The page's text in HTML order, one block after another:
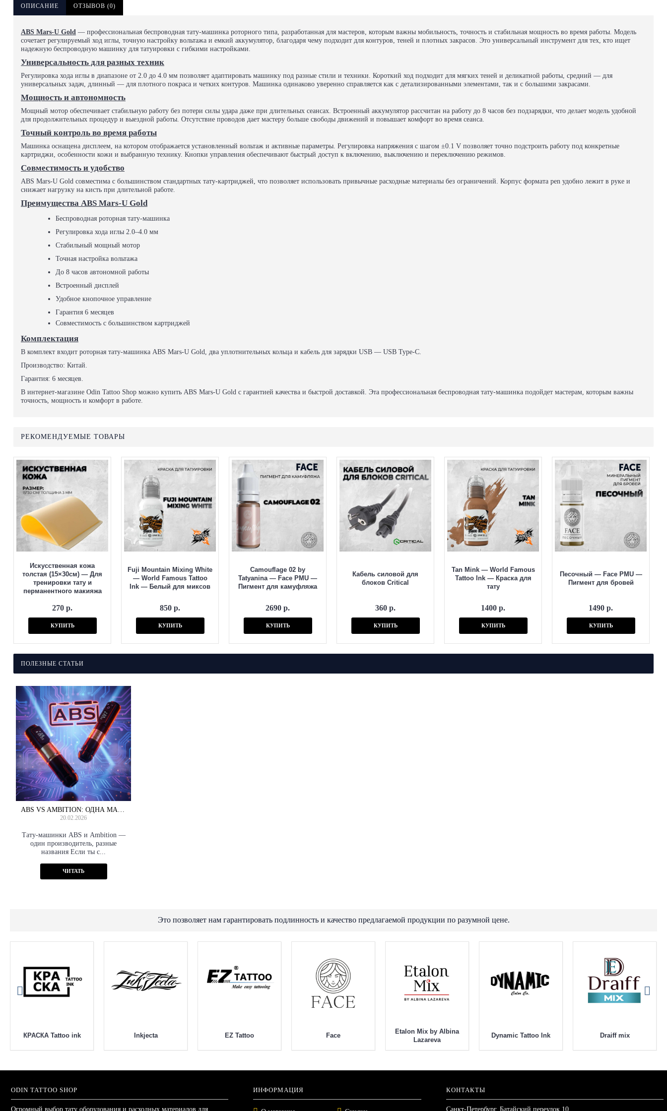
ОПИСАНИЕ ОТЗЫВОВ (0)
ABS Mars-U Gold — профессиональная беспроводная тату-машинка роторного типа, разработанная для мастеров, которым важны мобильность, точность и стабильная мощность во время работы. Модель
сочетает регулируемый ход иглы, точную настройку вольтажа и емкий аккумулятор, благодаря чему подходит для контуров, теней и плотных закрасов. Это универсальный инструмент для тех, кто ищет
надежную беспроводную машинку для татуировки с гибкими настройками.
Универсальность для разных техник
Регулировка хода иглы в диапазоне от 2.0 до 4.0 мм позволяет адаптировать машинку под разные стили и техники. Короткий ход подходит для мягких теней и деликатной работы, средний — для
универсальных задач, длинный — для плотного покраса и четких контуров. Машинка одинаково уверенно справляется как с детализированными элементами, так и с большими закрасами.
Мощность и автономность
Мощный мотор обеспечивает стабильную работу без потери силы удара даже при длительных сеансах. Встроенный аккумулятор рассчитан на работу до 8 часов без подзарядки, что делает модель удобной
для продолжительных процедур и выездной работы. Отсутствие проводов дает мастеру больше свободы движений и повышает комфорт во время сеанса.
Точный контроль во время работы
Машинка оснащена дисплеем, на котором отображается установленный вольтаж и активные параметры. Регулировка напряжения с шагом ±0.1 V позволяет точно подстроить работу под конкретные
картриджи, особенности кожи и выбранную технику. Кнопки управления обеспечивают быстрый доступ к включению, выключению и переключению режимов.
Совместимость и удобство
ABS Mars-U Gold совместима с большинством стандартных тату-картриджей, что позволяет использовать привычные расходные материалы без ограничений. Корпус формата pen удобно лежит в руке и
снижает нагрузку на кисть при длительной работе.
Преимущества ABS Mars-U Gold
Беспроводная роторная тату-машинка
Регулировка хода иглы 2.0–4.0 мм
Стабильный мощный мотор
Точная настройка вольтажа
До 8 часов автономной работы
Встроенный дисплей
Удобное кнопочное управление
Гарантия 6 месяцев
Совместимость с большинством картриджей
Комплектация
В комплект входит роторная тату-машинка ABS Mars-U Gold, два уплотнительных кольца и кабель для зарядки USB — USB Type-C.
Производство: Китай.
Гарантия: 6 месяцев.
В интернет-магазине Odin Tattoo Shop можно купить ABS Mars-U Gold с гарантией качества и быстрой доставкой. Эта профессиональная беспроводная тату-машинка подойдет мастерам, которым важны
точность, мощность и комфорт в работе.
РЕКОМЕНДУЕМЫЕ ТОВАРЫ
Искусственная кожа
толстая (15×30см) — Для
тренировки тату и
перманентного макияжа
270 р.
КУПИТЬ
Fuji Mountain Mixing White
— World Famous Tattoo
Ink — Белый для миксов
850 р.
КУПИТЬ
Camouflage 02 by
Tatyanina — Face PMU —
Пигмент для камуфляжа
2690 р.
КУПИТЬ
Кабель силовой для
блоков Critical
360 р.
КУПИТЬ
Tan Mink — World Famous
Tattoo Ink — Краска для
тату
1400 р.
КУПИТЬ
Песочный — Face PMU —
Пигмент для бровей
1490 р.
КУПИТЬ
ПОЛЕЗНЫЕ СТАТЬИ
ABS VS AMBITION: ОДНА МАШИНКА, ДВА ИМЕНИ — ЧТО ВЫБРАТЬ?
20.02.2026
Тату-машинки ABS и Ambition —
один производитель, разные
названия Если ты с...
ЧИТАТЬ
Это позволяет нам гарантировать подлинность и качество предлагаемой продукции по разумной цене.
КРАСКА Tattoo ink Inkjecta EZ Tattoo Face
Etalon Mix by Albina
Lazareva
Dynamic Tattoo Ink Draiff mix
ODIN TATTOO SHOP
Огромный выбор тату оборудования и расходных материалов для
ИНФОРМАЦИЯ КОНТАКТЫ
Санкт-Петербург, Батайский переулок 10,